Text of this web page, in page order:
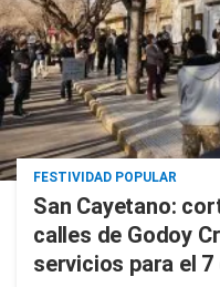
FESTIVIDAD POPULAR
San Cayetano:
calles de Godoy
servicios para el